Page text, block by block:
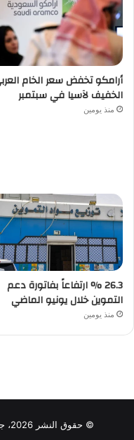
أرامكو تخفض سعر الخام
الخفيف لآسيا في سبتمبر
منذ يومين
26.3 % ارتفاعاً بفاتورة دعم
التموين خلال يونيو الماضي
منذ يومين
© حقوق النشر 2026، جميع الحقوق محفوظة |